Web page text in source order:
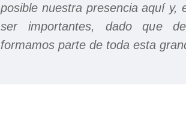
posible nuestra presencia aquí y,
ser importantes, dado que
formamos parte de toda esta